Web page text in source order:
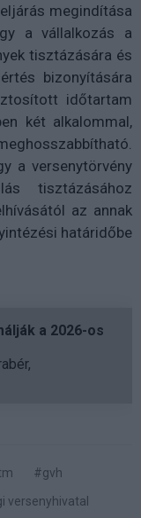
megindítása
a vállalkozás a
tisztázására és
bizonyítására
időtartam
két alkalommal,
a versenytörvény
tisztázásához
az annak
határidőbe
a 2026-os
#gvh
versenyhivatal